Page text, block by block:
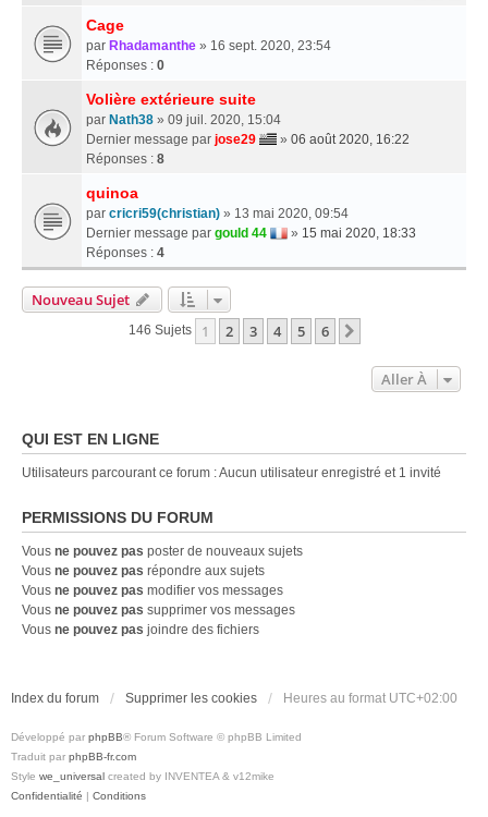
Cage
par Rhadamanthe » 16 sept. 2020, 23:54
Réponses : 0
Volière extérieure suite
par Nath38 » 09 juil. 2020, 15:04
Dernier message par jose29 » 06 août 2020, 16:22
Réponses : 8
quinoa
par cricri59(christian) » 13 mai 2020, 09:54
Dernier message par gould 44 » 15 mai 2020, 18:33
Réponses : 4
Nouveau Sujet
146 Sujets 1 2 3 4 5 6
Aller À
QUI EST EN LIGNE
Utilisateurs parcourant ce forum : Aucun utilisateur enregistré et 1 invité
PERMISSIONS DU FORUM
Vous ne pouvez pas poster de nouveaux sujets
Vous ne pouvez pas répondre aux sujets
Vous ne pouvez pas modifier vos messages
Vous ne pouvez pas supprimer vos messages
Vous ne pouvez pas joindre des fichiers
Index du forum Supprimer les cookies Heures au format UTC+02:00
Développé par phpBB® Forum Software © phpBB Limited
Traduit par phpBB-fr.com
Style we_universal created by INVENTEA & v12mike
Confidentialité | Conditions